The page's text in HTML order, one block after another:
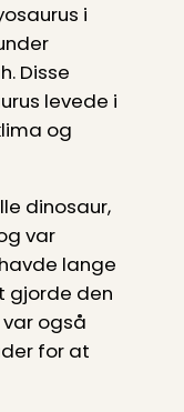
i
Disse
levede i
og
dinosaur,
var
lange
gjorde den
også
for at